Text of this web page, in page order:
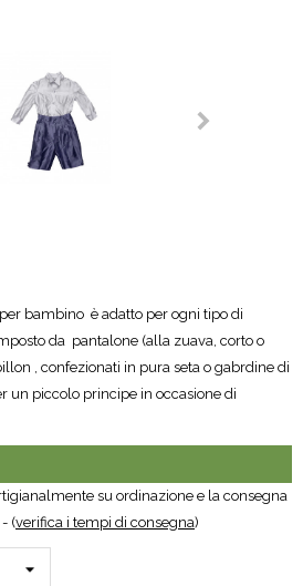
bambino è adatto per ogni tipo di
da pantalone (alla zuava, corto o
, confezionati in pura seta o gabrdine di
un piccolo principe in occasione di
su ordinazione e la consegna
(verifica i tempi di consegna)